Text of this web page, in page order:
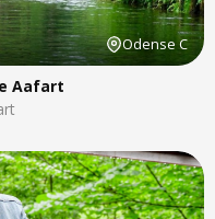
Odense C
Aafart